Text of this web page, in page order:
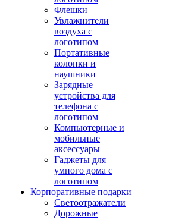
Флешки
Увлажнители
воздуха с
логотипом
Портативные
колонки и
наушники
Зарядные
устройства для
телефона с
логотипом
Компьютерные и
мобильные
аксессуары
Гаджеты для
умного дома с
логотипом
Корпоративные подарки
Светоотражатели
Дорожные